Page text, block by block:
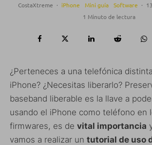
CostaXtreme · iPhone Mini guía Software ·
1 Minuto de lectura
¿Perteneces a una telefónica
iPhone? ¿Necesitas liberarlo?
baseband liberable es la llave a
usando el iPhone como teléfono en
firmwares, es de vital importancia
vamos a realizar un tutorial de uso